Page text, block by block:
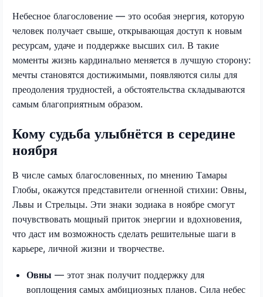
Небесное благословение — это особая энергия, которую
человек получает свыше, открывающая доступ к новым
ресурсам, удаче и поддержке высших сил. В такие
моменты жизнь кардинально меняется в лучшую сторону:
мечты становятся достижимыми, появляются силы для
преодоления трудностей, а обстоятельства складываются
самым благоприятным образом.
Кому судьба улыбнётся в середине
ноября
В числе самых благословенных, по мнению Тамары
Глобы, окажутся представители огненной стихии: Овны,
Львы и Стрельцы. Эти знаки зодиака в ноябре смогут
почувствовать мощный приток энергии и вдохновения,
что даст им возможность сделать решительные шаги в
карьере, личной жизни и творчестве.
Овны — этот знак получит поддержку для
воплощения самых амбициозных планов. Сила небес